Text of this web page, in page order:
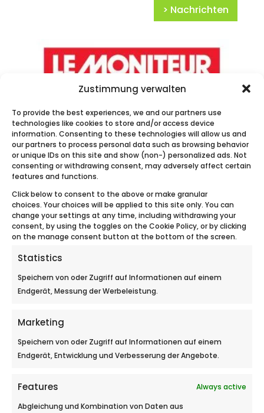
Zustimmung verwalten
To provide the best experiences, we and our partners use
technologies like cookies to store and/or access device
information. Consenting to these technologies will allow us and
our partners to process personal data such as browsing behavior
or unique IDs on this site and show (non-) personalized ads. Not
consenting or withdrawing consent, may adversely affect certain
features and functions.
Click below to consent to the above or make granular
choices. Your choices will be applied to this site only. You can
change your settings at any time, including withdrawing your
consent, by using the toggles on the Cookie Policy, or by clicking
on the manage consent button at the bottom of the screen.
Statistics
Speichern von oder Zugriff auf Informationen auf einem
Endgerät, Messung der Werbeleistung.
Marketing
Speichern von oder Zugriff auf Informationen auf einem
Endgerät, Entwicklung und Verbesserung der Angebote.
Features
Always active
Abgleichung und Kombination von Daten aus
> Nachrichten
Le Moniteur – Ecobulles Connecté
Chaud Froid Performance –
Traitement de l’eau